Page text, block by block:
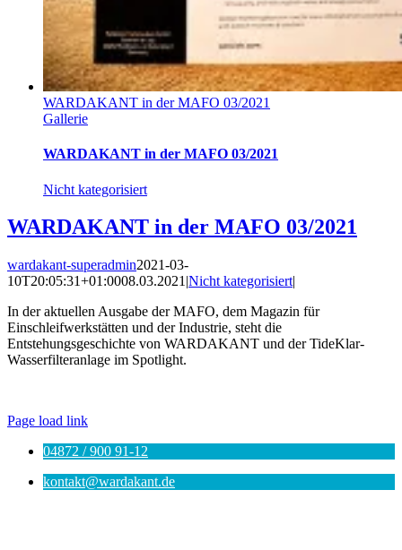
WARDAKANT in der MAFO 03/2021
Gallerie
WARDAKANT in der MAFO 03/2021
Nicht kategorisiert
WARDAKANT in der MAFO 03/2021
wardakant-superadmin2021-03-
10T20:05:31+01:0008.03.2021 |Nicht kategorisiert|
In der aktuellen Ausgabe der MAFO, dem Magazin für
Einschleifwerkstätten und der Industrie, steht die
Entstehungsgeschichte von WARDAKANT und der TideKlar-
Wasserfilteranlage im Spotlight.
Page load link
04872 / 900 91-12
kontakt@wardakant.de